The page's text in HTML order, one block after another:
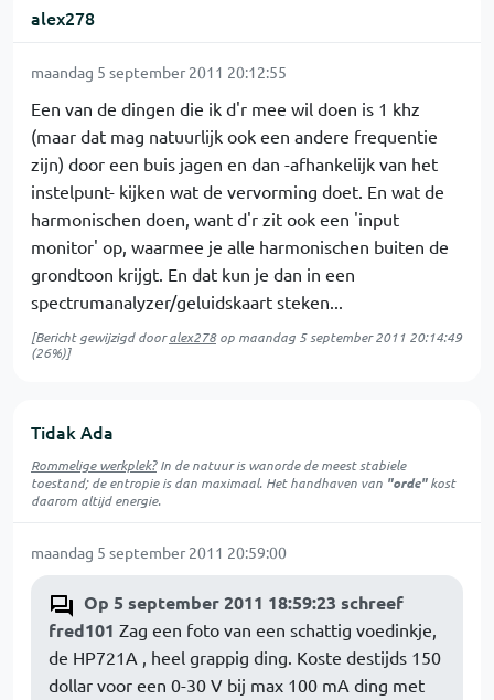
alex278
maandag 5 september 2011 20:12:55
Een van de dingen die ik d'r mee wil doen is 1 khz
(maar dat mag natuurlijk ook een andere frequentie
zijn) door een buis jagen en dan -afhankelijk van het
instelpunt- kijken wat de vervorming doet. En wat de
harmonischen doen, want d'r zit ook een 'input
monitor' op, waarmee je alle harmonischen buiten de
grondtoon krijgt. En dat kun je dan in een
spectrumanalyzer/geluidskaart steken...
[Bericht gewijzigd dooralex278op maandag 5 september 2011 20:14:49
(26%)]
Tidak Ada
Rommelige werkplek?In de natuur iswanordede meest stabiele
toestand; de entropie is dan maximaal. Het handhaven van "orde"kost
daarom altijd energie.
maandag 5 september 2011 20:59:00
Op 5 september 2011 18:59:23 schreef
fred101 Zag een foto van een schattig voedinkje,
de HP721A , heel grappig ding. Koste destijds 150
dollar voor een 0-30 V bij max 100 mA ding met